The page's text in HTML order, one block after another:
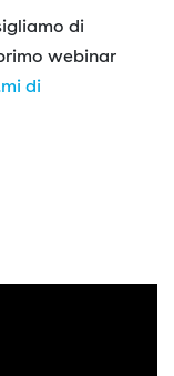
di
webinar
di